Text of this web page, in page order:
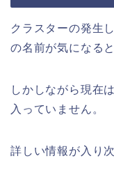
クラスターの発生
の名前が気になる
しかしながら現在
入っていません。
詳しい情報が入り